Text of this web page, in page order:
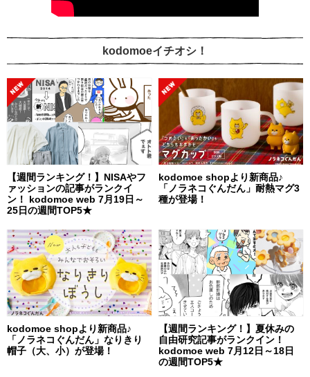
kodomoeイチオシ！
【週間ランキング！】NISAやフ
ァッションの記事がランクイ
ン！ kodomoe web 7月19日～
25日の週間TOP5★
kodomoe shopより新商品♪
「ノラネコぐんだん」耐熱マグ3
種が登場！
kodomoe shopより新商品♪
「ノラネコぐんだん」なりきり
帽子（大、小）が登場！
【週間ランキング！】夏休みの
自由研究記事がランクイン！
kodomoe web 7月12日～18日
の週間TOP5★